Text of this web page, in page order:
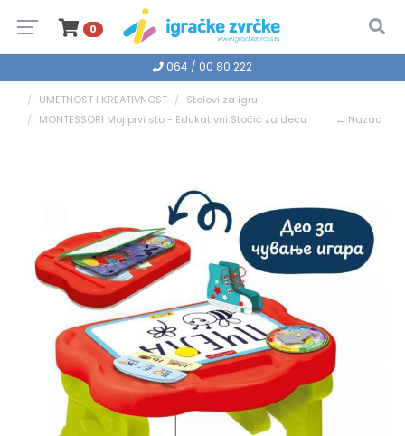
0
064 / 00 80 222
UMETNOST I KREATIVNOST
Stolovi za igru
MONTESSORI Moj prvi sto - Edukativni Stočić za decu
← Nazad